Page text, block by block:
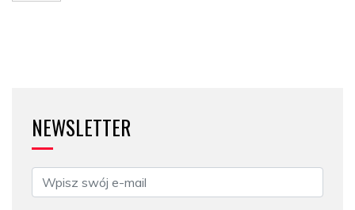
NEWSLETTER